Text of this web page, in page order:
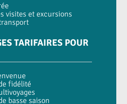
visites et excursions
TARIFAIRES POUR
fidélité
basse saison